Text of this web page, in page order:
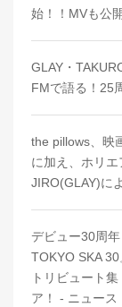
始！！MVも公
GLAY・
FMで語る！25
the pillows、映
に加え、ホリエ
JIRO(GLAY)に
デビュー30周年
TOKYO SKA
トリビュート
ア！ - ニュース